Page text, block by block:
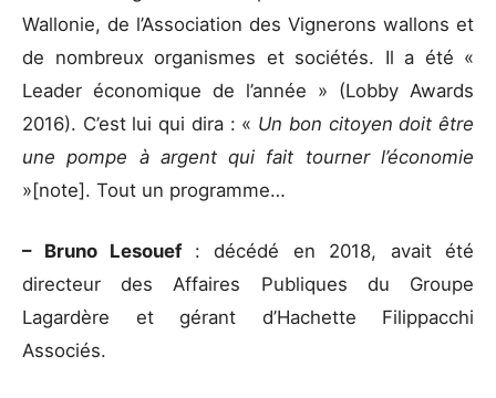
Wallonie, de l’Association des Vignerons wallons et
de nombreux organismes et sociétés. Il a été «
Leader économique de l’année » (Lobby Awards
2016). C’est lui qui dira : « Un bon citoyen doit être
une pompe à argent qui fait tourner l’économie
»[note]. Tout un programme…
– Bruno Lesouef : décédé en 2018, avait été
directeur des Affaires Publiques du Groupe
Lagardère et gérant d’Hachette Filippacchi
Associés.